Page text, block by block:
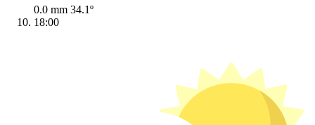
0.0 mm 34.1º
18:00